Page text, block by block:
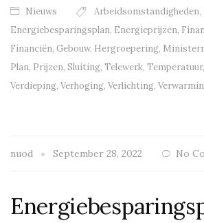
Nieuws Arbeidsomstandigheden,
Energiebesparingsplan, Energieprijzen,
Financiën, Gebouw, Hergroepering,
Plan, Prijzen, Sluiting, Telewerk, Temperatuur,
Verdieping, Verhoging, Verlichting,
nuod September 28, 2022 No